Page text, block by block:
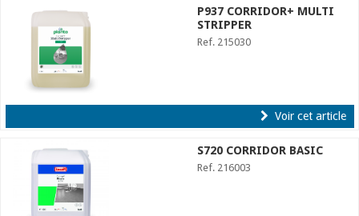
P937 CORRIDOR+ MULTI
STRIPPER
Ref. 215030
Voir cet article
S720 CORRIDOR BASIC
Ref. 216003